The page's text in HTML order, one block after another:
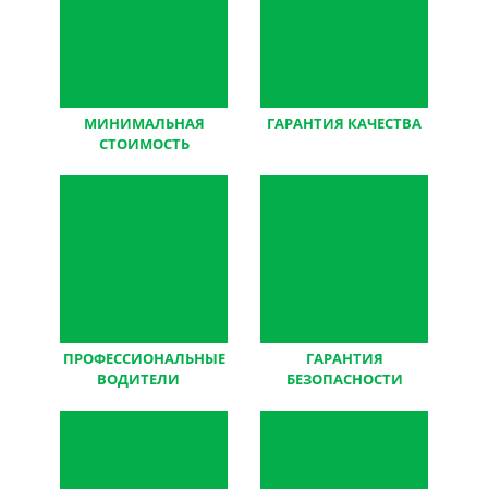
МИНИМАЛЬНАЯ
СТОИМОСТЬ
ГАРАНТИЯ КАЧЕСТВА
ПРОФЕССИОНАЛЬНЫЕ
ВОДИТЕЛИ
ГАРАНТИЯ
БЕЗОПАСНОСТИ